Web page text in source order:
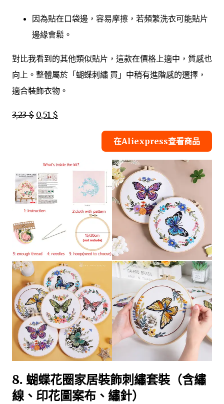
因為貼在口袋邊，容易摩擦，若頻繁洗衣可能貼片
邊緣會鬆。
對比我看到的其他類似貼片，這款在價格上適中，質感也
向上。整體屬於「蝴蝶刺繡 買」中稍有進階感的選擇，
適合裝飾衣物。
3,23 $ 0,51 $
在Aliexpress查看商品
8. 蝴蝶花圈家居裝飾刺繡套裝（含繡
線、印花圖案布、繡針）